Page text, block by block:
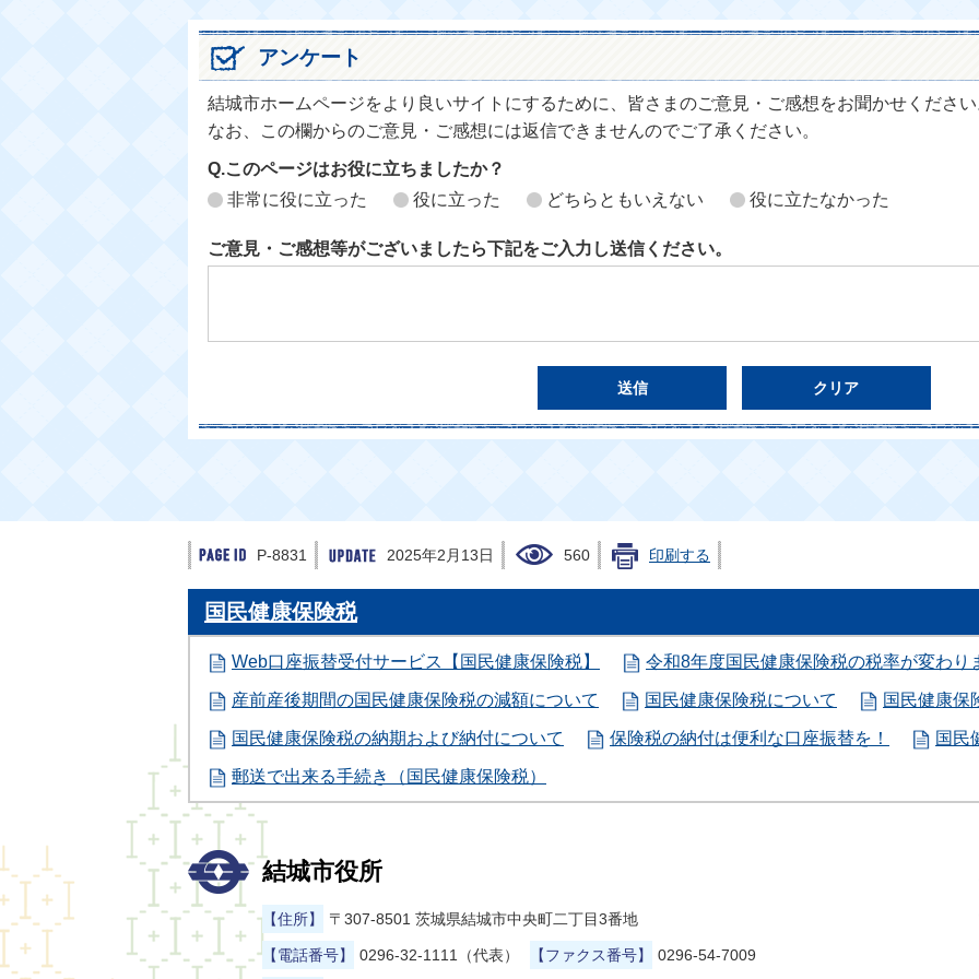
アンケート
結城市ホームページをより良いサイトにするために、皆さまのご意見・ご感想をお聞かせくださ
なお、この欄からのご意見・ご感想には返信できませんのでご了承ください。
Q.このページはお役に立ちましたか？
非常に役に立った
役に立った どちらともいえない 役に立たなかった
ご意見・ご感想等がございましたら下記をご入力し送信ください。
P-8831 2025年2月13日 560 印刷する
国民健康保険税
Web口座振替受付サービス【国民健康保険税】 令和8年度国民健康保険税の税率が変わり
産前産後期間の国民健康保険税の減額について 国民健康保険税について 国民健康保
国民健康保険税の納期および納付について 保険税の納付は便利な口座振替を！ 国民
郵送で出来る手続き（国民健康保険税）
結城市役所
【住所】 〒307-8501 茨城県結城市中央町二丁目3番地
【電話番号】 0296-32-1111（代表） 【ファクス番号】 0296-54-7009